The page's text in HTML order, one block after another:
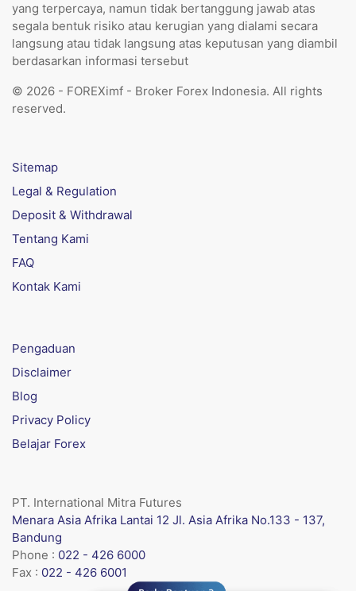
yang terpercaya, namun tidak bertanggung jawab atas
segala bentuk risiko atau kerugian yang dialami secara
langsung atau tidak langsung atas keputusan yang diambil
berdasarkan informasi tersebut
© 2026 - FOREXimf - Broker Forex Indonesia. All rights
reserved.
Sitemap
Legal & Regulation
Deposit & Withdrawal
Tentang Kami
FAQ
Kontak Kami
Pengaduan
Disclaimer
Blog
Privacy Policy
Belajar Forex
PT. International Mitra Futures
Menara Asia Afrika Lantai 12 Jl. Asia Afrika No.133 - 137,
Bandung
Phone : 022 - 426 6000
Fax : 022 - 426 6001